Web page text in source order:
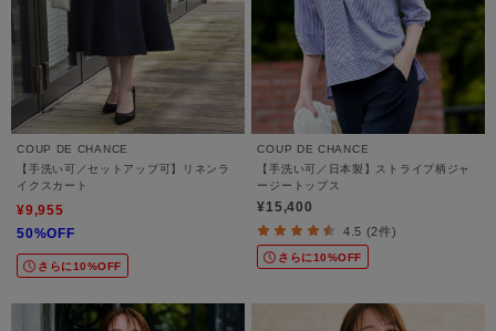
COUP DE CHANCE
【手洗い可／セットアップ可】リネンラ
イクスカート
¥9,955
50%OFF
さらに10%OFF
COUP DE CHANCE
【手洗い可／日本製】ストライプ柄ジャ
ージートップス
¥15,400
4.5 (2件)
さらに10%OFF